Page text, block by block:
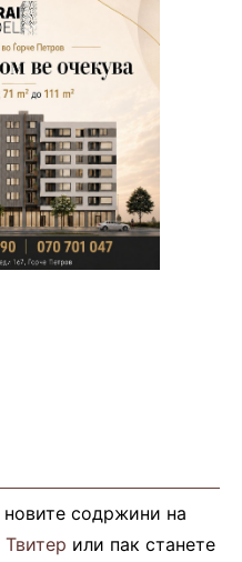
содржини на
Твитер или пак станете